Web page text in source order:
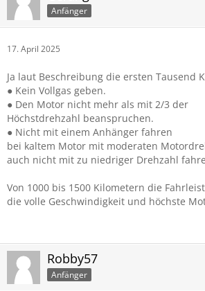
Anfänger
17. April 2025
Ja laut Beschreibung die ersten Tausend
● Kein Vollgas geben.
● Den Motor nicht mehr als mit 2/3 der
Höchstdrehzahl beanspruchen.
● Nicht mit einem Anhänger fahren
bei kaltem Motor mit moderaten
auch nicht mit zu niedriger Drehzahl
Von 1000 bis 1500 Kilometern die
die volle Geschwindigkeit und höchste
Robby57
Anfänger